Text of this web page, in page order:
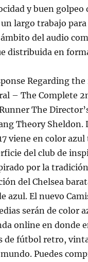
y buen golpeo
largo trabajo
del audio
distribuida en
Regarding
– The Complete
The
Theory Sheldon.
viene en color
del club de
por la
del Chelsea
azul. El nuevo
serán de color
online en donde
de fútbol retro,
Puedes